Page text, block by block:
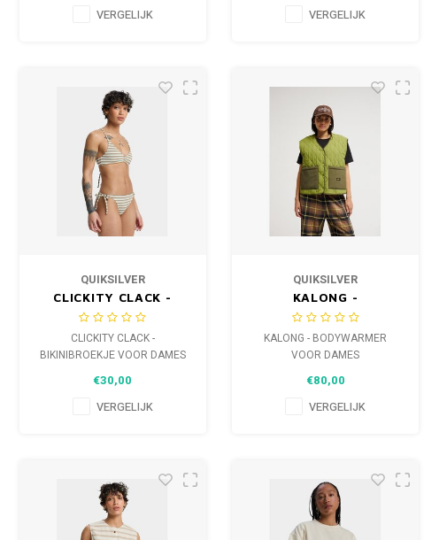
VERGELIJK VERGELIJK
QUIKSILVER
CLICKITY CLACK -
BIKINIBROEKJE VOOR
DAMES
CLICKITY CLACK -
BIKINIBROEKJE VOOR DAMES
€30,00
VERGELIJK
QUIKSILVER
KALONG -
BODYWARMER VOOR
DAMES
KALONG - BODYWARMER
VOOR DAMES
€80,00
VERGELIJK